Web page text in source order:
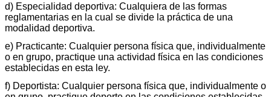
d) Especialidad deportiva: Cualquiera de las formas
reglamentarias en la cual se divide la práctica de una
modalidad deportiva.
e) Practicante: Cualquier persona física que, individualmente
o en grupo, practique una actividad física en las condiciones
establecidas en esta ley.
f) Deportista: Cualquier persona física que, individualmente o